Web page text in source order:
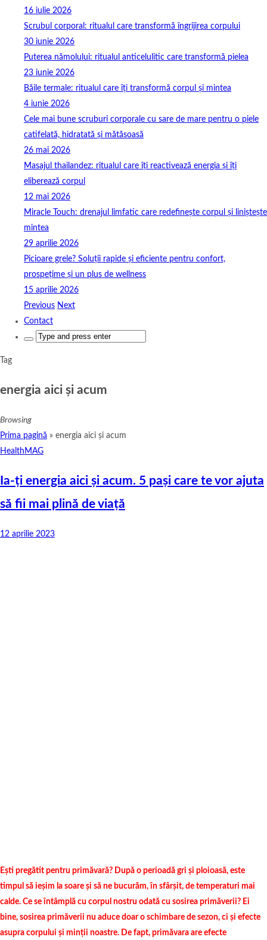
16 iulie 2026
Scrubul corporal: ritualul care transformă îngrijirea corpului
30 iunie 2026
Puterea nămolului: ritualul anticelulitic care transformă pielea
23 iunie 2026
Băile termale: ritualul care îți transformă corpul și mintea
4 iunie 2026
Cele mai bune scruburi corporale cu sare de mare pentru o piele
catifelată, hidratată și mătăsoasă
26 mai 2026
Masajul thailandez: ritualul care îți reactivează energia și îți
eliberează corpul
12 mai 2026
Miracle Touch: drenajul limfatic care redefinește corpul și liniștește
mintea
29 aprilie 2026
Picioare grele? Soluții rapide și eficiente pentru confort,
prospețime și un plus de wellness
15 aprilie 2026
Previous Next
Contact
Search
Tag
energia aici și acum
Browsing
Prima pagină » energia aici și acum
HealthMAG
Ia-ți energia aici și acum. 5 pași care te vor ajuta
să fii mai plină de viață
12 aprilie 2023
Ești pregătit pentru primăvară? După o perioadă gri și ploioasă, este
timpul să ieșim la soare și să ne bucurăm, în sfârșit, de temperaturi mai
calde. Ce se întâmplă cu corpul nostru odată cu sosirea primăverii? Ei
bine, sosirea primăverii nu aduce doar o schimbare de sezon, ci și efecte
asupra corpului și minții noastre. De fapt, primăvara are efecte